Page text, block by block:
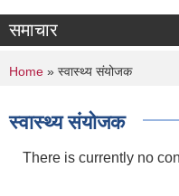
समाचार
You are here
Home » स्वास्थ्य संयोजक
स्वास्थ्य संयोजक
There is currently no